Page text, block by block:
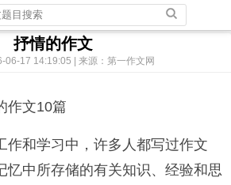
抒情的作文
06-17 14:19:05 | 来源：第一作文网
作文10篇
和学习中，许多人都写过作文
忆中所存储的有关知识、经验和思